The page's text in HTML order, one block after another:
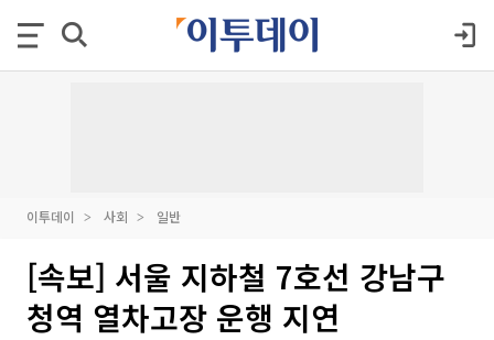
이투데이 사회 일반
[속보] 서울 지하철 7호선 강남구
청역 열차고장 운행 지연